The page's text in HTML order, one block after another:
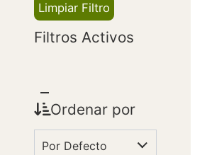
Filtros Activos
Limpiar Filtro
Ordenar por